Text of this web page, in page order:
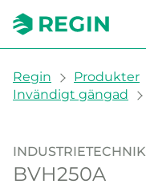
You are here:
Regin Produkter
Invändigt gängad
INDUSTRIETECHNIK
BVH250A